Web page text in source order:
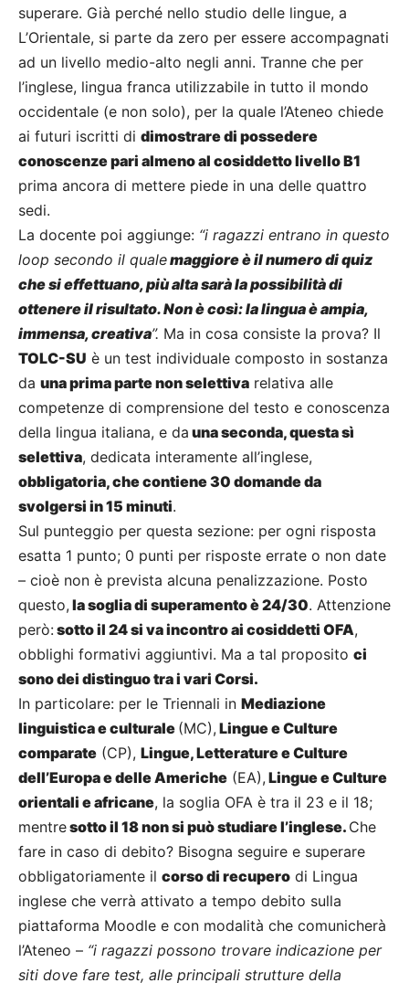
superare. Già perché nello studio delle lingue, a
L’Orientale, si parte da zero per essere accompagnati
ad un livello medio-alto negli anni. Tranne che per
l’inglese, lingua franca utilizzabile in tutto il mondo
occidentale (e non solo), per la quale l’Ateneo chiede
ai futuri iscritti di dimostrare di possedere
conoscenze pari almeno al cosiddetto livello B1
prima ancora di mettere piede in una delle quattro
sedi.
La docente poi aggiunge: “i ragazzi entrano in questo
loop secondo il qualemaggiore è il numero di quiz
che si effettuano, più alta sarà la possibilità di
ottenere il risultato. Non è così: la lingua è ampia,
immensa, creativa”. Ma in cosa consiste la prova? Il
TOLC-SU è un test individuale composto in sostanza
da una prima parte non selettiva relativa alle
competenze di comprensione del testo e conoscenza
della lingua italiana, e da una seconda, questa sì
selettiva, dedicata interamente all’inglese,
obbligatoria, che contiene 30 domande da
svolgersi in 15 minuti.
Sul punteggio per questa sezione: per ogni risposta
esatta 1 punto; 0 punti per risposte errate o non date
– cioè non è prevista alcuna penalizzazione. Posto
questo, la soglia di superamento è 24/30. Attenzione
però:sotto il 24 si va incontro ai cosiddetti OFA,
obblighi formativi aggiuntivi. Ma a tal proposito ci
sono dei distinguo tra i vari Corsi.
In particolare: per le Triennali in Mediazione
linguistica e culturale (MC), Lingue e Culture
comparate (CP), Lingue, Letterature e Culture
dell’Europa e delle Americhe (EA), Lingue e Culture
orientali e africane, la soglia OFA è tra il 23 e il 18;
mentresotto il 18 non si può studiare l’inglese. Che
fare in caso di debito? Bisogna seguire e superare
obbligatoriamente il corso di recupero di Lingua
inglese che verrà attivato a tempo debito sulla
piattaforma Moodle e con modalità che comunicherà
l’Ateneo – “i ragazzi possono trovare indicazione per
siti dove fare test, alle principali strutture della